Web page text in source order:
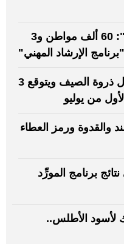
"الموارد البشرية والتوطين": 60 ألف مواطن و3
الإرشاد المهني"
"مطار دبي" يستعد لاستقبال ذروة الصيف ويتوقع 3
من يوليو
والقدوة ورمز العطاء
برنامج المورِّد
لأسود الأطلس..